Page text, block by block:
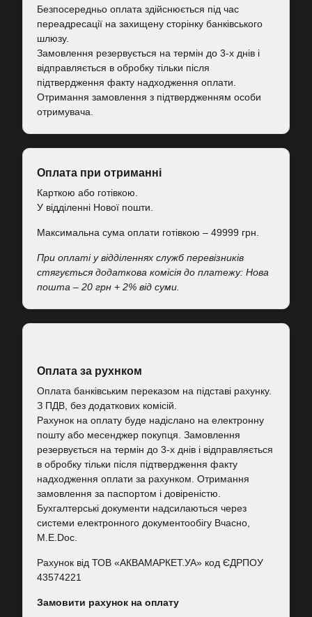
Безпосередньо оплата здійснюється під час
переадресації на захищену сторінку банківського
шлюзу.
Замовлення резервується на термін до 3-х днів і
відправляється в обробку тільки після
підтвердження факту надходження оплати.
Отримання замовлення з підтвердженням особи
отримувача.
Оплата при отриманні
Карткою або готівкою.
У відділенні Нової пошти.
Максимальна сума оплати готівкою – 49999 грн.
При оплаті у відділеннях служб перевізників
стягується додаткова комісія до платежу: Нова
пошта – 20 грн + 2% від суми.
Оплата за рухнком
Оплата банківським переказом на підставі рахунку.
З ПДВ, без додаткових комісій.
Рахунок на оплату буде надіслано на електронну
пошту або месенджер покупця. Замовлення
резервується на термін до 3-х днів і відправляється
в обробку тільки після підтвердження факту
надходження оплати за рахунком. Отримання
замовлення за паспортом і довіреністю.
Бухгалтерські документи надсилаються через
системи електронного документообігу Вчасно,
M.E.Doc.
Рахунок від ТОВ «АКВАМАРКЕТ.УА» код ЄДРПОУ
43574221
Замовити рахунок на оплату